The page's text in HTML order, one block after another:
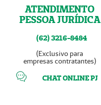
ATENDIMENTO
PESSOA JURÍDICA
(62) 3216-8484
(Exclusivo para
empresas contratantes)
CHAT ONLINE PJ